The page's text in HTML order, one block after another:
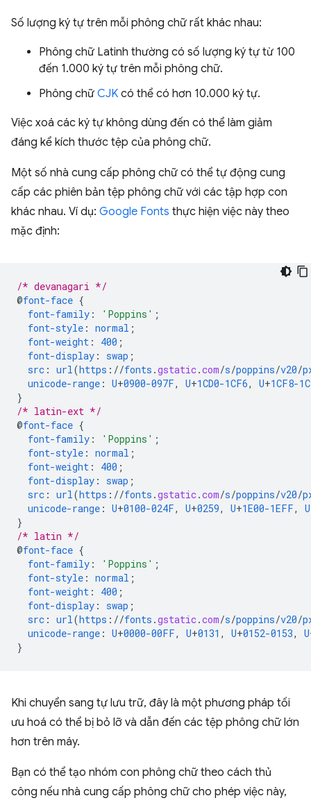
Số lượng ký tự trên mỗi phông chữ rất khác nhau:
Phông chữ Latinh thường có số lượng ký tự từ 100
đến 1.000 ký tự trên mỗi phông chữ.
Phông chữ CJK có thể có hơn 10.000 ký tự.
Việc xoá các ký tự không dùng đến có thể làm giảm
đáng kể kích thước tệp của phông chữ.
Một số nhà cung cấp phông chữ có thể tự động cung
cấp các phiên bản tệp phông chữ với các tập hợp con
khác nhau. Ví dụ: Google Fonts thực hiện việc này theo
mặc định:
/* devanagari */
@font-face {
font-family : 'Poppins' ;
font-style : normal ;
font-weight : 400 ;
font-display : swap ;
src : url (https ://fonts .gstatic.com/s/poppins/v20/
unicode-range : U+0900-097F, U+1CD0-1CF6, U+1CF8-
}
/* latin-ext */
@font-face {
font-family : 'Poppins' ;
font-style : normal ;
font-weight : 400 ;
font-display : swap ;
src : url (https ://fonts .gstatic.com/s/poppins/v20/
unicode-range : U+0100-024F, U+0259, U+1E00-1EFF, U
}
/* latin */
@font-face {
font-family : 'Poppins' ;
font-style : normal ;
font-weight : 400 ;
font-display : swap ;
src : url (https ://fonts .gstatic.com/s/poppins/v20/
unicode-range : U+0000-00FF, U+0131 , U+0152-0153, U
}
Khi chuyển sang tự lưu trữ, đây là một phương pháp tối
ưu hoá có thể bị bỏ lỡ và dẫn đến các tệp phông chữ lớn
hơn trên máy.
Bạn có thể tạo nhóm con phông chữ theo cách thủ
công nếu nhà cung cấp phông chữ cho phép việc này,